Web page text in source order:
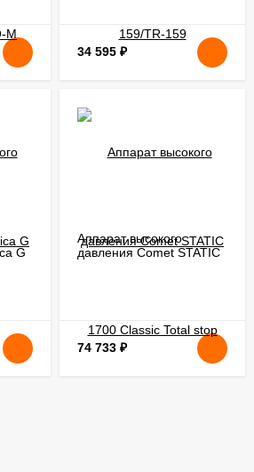
34 595 ₽
G
Аппарат высокого
давления Comet STATIC
74 733 ₽